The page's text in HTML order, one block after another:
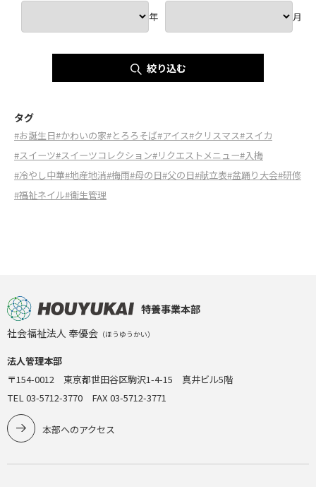
年 月
絞り込む
タグ
#お誕生日#かわいの家#とろろそば#アイス#クリスマス#スイカ
#スイーツ#スイーツコレクション#リクエストメニュー#入梅
#冷やし中華#地産地消#梅雨#母の日#父の日#献立表#盆踊り大会#研修
#福祉ネイル#衛生管理
特養事業本部
社会福祉法人 奉優会 （ほうゆうかい）
法人管理本部
〒154-0012 東京都世田谷区駒沢1-4-15 真井ビル5階
TEL 03-5712-3770 FAX 03-5712-3771
本部へのアクセス